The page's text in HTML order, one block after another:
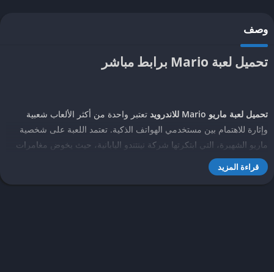
وصف
تحميل لعبة Mario برابط مباشر
تحميل لعبة ماريو Mario للاندرويد
تعتبر واحدة من أكثر الألعاب شعبية
وإثارة للاهتمام بين مستخدمي الهواتف الذكية. تعتمد اللعبة على شخصية
ماريو الشهيرة، التي ابتكرتها شركة نينتندو اليابانية، حيث يخوض مغامرات
ممتعة ومليئة بالتحديات. تتميز اللعبة بتصميمها الجذاب وألوانها الزاهية،
بالإضافة إلى الأصوات والمؤثرات البصرية التي تضفي على اللعب جوًا من
قراءة المزيد